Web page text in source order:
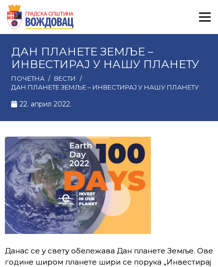
ДАН ПЛАНЕТЕ ЗЕМЉЕ –
ИНВЕСТИРАЈ У НАШУ ПЛАНЕТУ
ПОЧЕТНА / ВЕСТИ
/
ДАН ПЛАНЕТЕ ЗЕМЉЕ – ИНВЕСТИРАЈ У НАШУ ПЛАНЕТУ
22. април 2022.
Данас се у свету обележава Дан планете Земље. Ове
године широм планете шири се порука „Инвестирај